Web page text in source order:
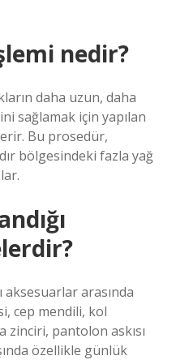
nedir?
daha uzun, daha
sağlamak için yapılan
Bu prosedür,
bölgesindeki fazla yağ
aksesuarlar arasında
cep mendili, kol
zinciri, pantolon askısı
özellikle günlük